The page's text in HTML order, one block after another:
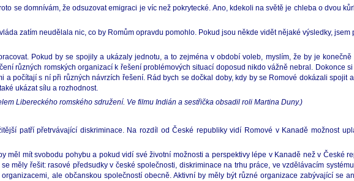
se domnívám, že odsuzovat emigraci je víc než pokrytecké. Ano, kdekoli na světě je chleba o dvou
zatím neudělala nic, co by Romům opravdu pomohlo. Pokud jsou někde vidět nějaké výsledky, jsem
Pokud by se spojily a ukázaly jednotu, a to zejména v období voleb, myslím, že by je
různých romských organizací k řešení problémových situací doposud nikdo vážně nebral. Dokonce
počítají s ní při různých návrzích řešení. Rád bych se dočkal doby, kdy by se Romové dokázali spojit
ukázat sílu a rozhodnost.
Libereckého romského sdružení. Ve filmu Indián a sestřička obsadil roli Martina Duny.)
patří přetrvávající diskriminace. Na rozdíl od České republiky vidí Romové v Kanadě možnost
měl mít svobodu pohybu a pokud vidí své životní možnosti a perspektivy lépe v Kanadě než v České
měly řešit: rasové předsudky v české společnosti, diskriminace na trhu práce, ve vzdělávacím
ale občanskou společností obecně. Aktivní by měly být různé organizace zabývající se